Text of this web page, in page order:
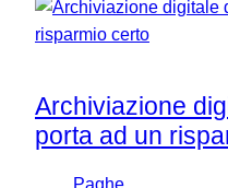
Archiviazione
porta ad un
Paghe